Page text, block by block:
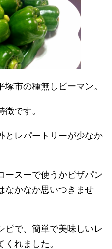
市の種無しピーマン。
です。
とレパートリーが少なか
ースーで使うかピザパン
なかなか思いつきませ
ピで、簡単で美味しいレ
れました。